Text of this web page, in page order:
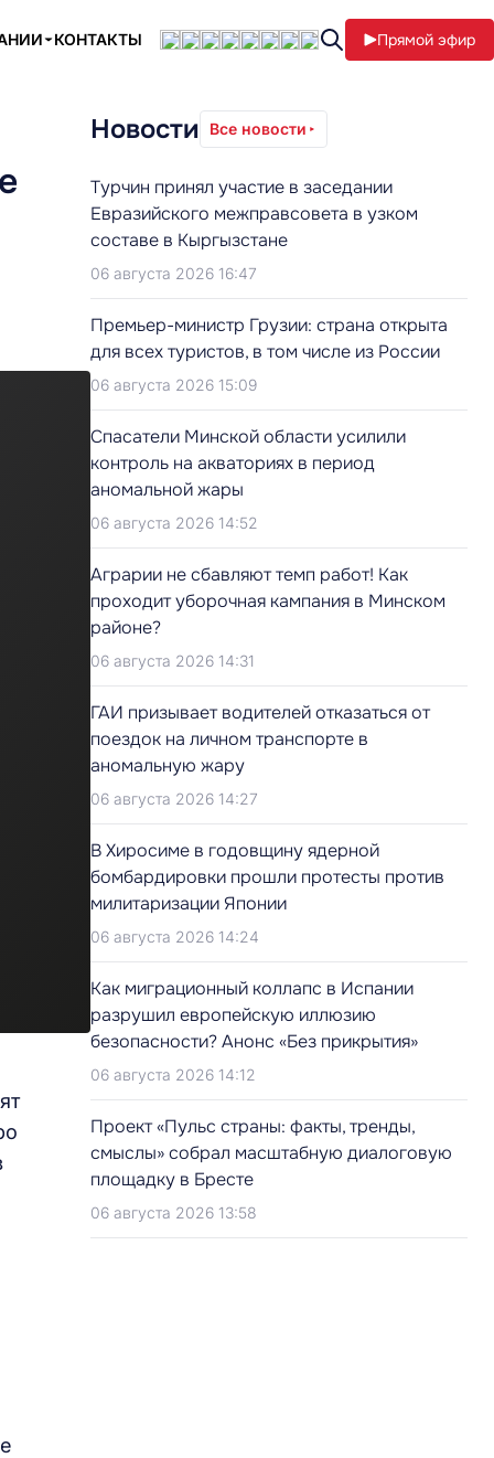
КОНТАКТЫ Прямой эфир
Новости Все новости
Турчин принял участие в заседании
Евразийского межправсовета в узком
составе в Кыргызстане
06 августа 2026 16:47
Премьер-министр Грузии: страна открыта
для всех туристов, в том числе из России
06 августа 2026 15:09
Cпасатели Минской области усилили
контроль на акваториях в период
аномальной жары
06 августа 2026 14:52
Аграрии не сбавляют темп работ! Как
проходит уборочная кампания в Минском
районе?
06 августа 2026 14:31
ГАИ призывает водителей отказаться от
поездок на личном транспорте в
аномальную жару
06 августа 2026 14:27
В Хиросиме в годовщину ядерной
бомбардировки прошли протесты против
милитаризации Японии
06 августа 2026 14:24
Как миграционный коллапс в Испании
разрушил европейскую иллюзию
безопасности? Анонс «Без прикрытия»
06 августа 2026 14:12
Проект «Пульс страны: факты, тренды,
смыслы» собрал масштабную диалоговую
площадку в Бресте
06 августа 2026 13:58